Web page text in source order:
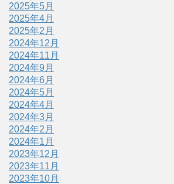
2025年5月
2025年4月
2025年2月
2024年12月
2024年11月
2024年9月
2024年6月
2024年5月
2024年4月
2024年3月
2024年2月
2024年1月
2023年12月
2023年11月
2023年10月